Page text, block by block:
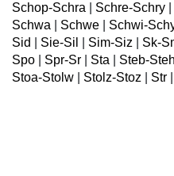
Schop-Schra
Schre-Schry
Schwa
Schwe Schwi-
Sid
Sie-Sil Sim-Siz Sk-
Spo
Spr-Sr Sta Steb-Steh
Stoa-Stolw
Stolz-Stoz Str